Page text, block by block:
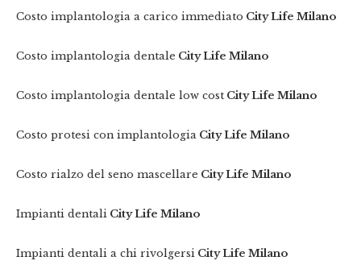
Costo implantologia a carico immediato City Life Milano
Costo implantologia dentale City Life Milano
Costo implantologia dentale low cost City Life Milano
Costo protesi con implantologia City Life Milano
Costo rialzo del seno mascellare City Life Milano
Impianti dentali City Life Milano
Impianti dentali a chi rivolgersi City Life Milano